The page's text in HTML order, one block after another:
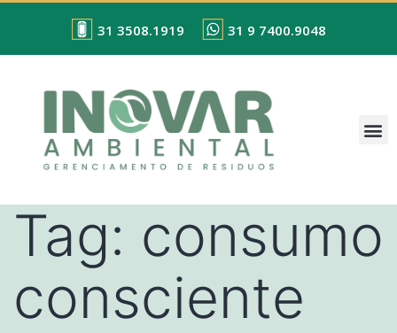
31 3508.1919 31 9 7400.9048
Tag: consumo
consciente